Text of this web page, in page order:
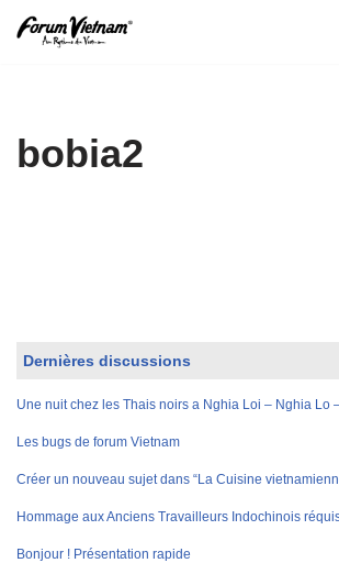
bobia2
Dernières discussions
Une nuit chez les Thais noirs a Nghia Loi – Nghia Lo
Les bugs de forum Vietnam
Créer un nouveau sujet dans “La Cuisine
Hommage aux Anciens Travailleurs Indochinois
Bonjour ! Présentation rapide